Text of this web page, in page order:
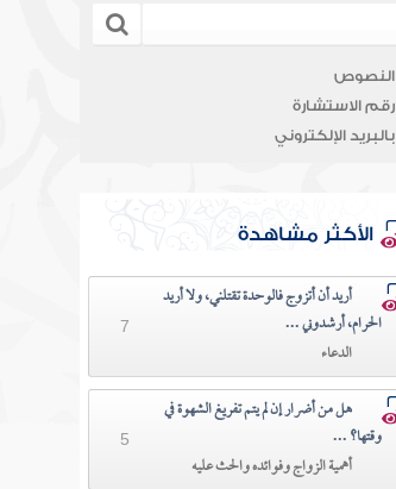
النصوص
رقم الاستشارة
بالبريد الإلكتروني
الأكثر مشاهدة
أريد أن أتزوج فالوحدة تقتلني، ولا أريد
الحرام، أرشدوني ...
الدعاء
7
هل من أضرار إن لم يتم تفريغ الشهوة في
وقتها؟ ...
أهمية الزواج وفوائده والحث عليه
5